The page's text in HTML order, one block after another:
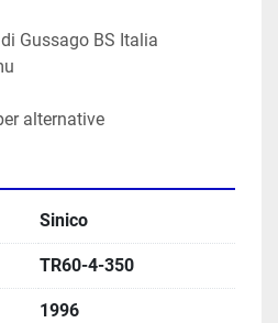
Gussago BS Italia
alternative
Sinico
TR60-4-350
1996